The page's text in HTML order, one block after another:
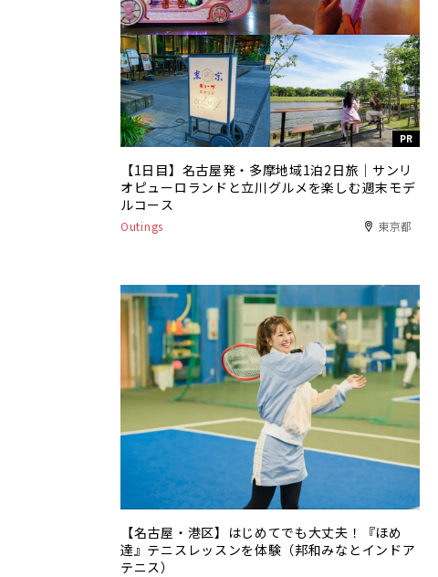
PR
【1日目】名古屋発・多摩地域1泊2日旅｜サンリ
オピューロランドと立川グルメを楽しむ週末モデ
ルコース
Outings 東京都
【名古屋・港区】はじめてでも大丈夫！『ほめ
達』テニスレッスンを体験（邦和みなとインドア
テニス）